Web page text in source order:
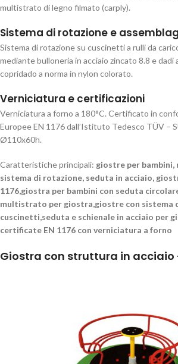
multistrato di legno filmato (carply).
Sistema di rotazione e
Sistema di rotazione su cuscinetti a rulli da
mediante bulloneria in acciaio zincato 8.8 e
copridado a norma in nylon colorato.
Verniciatura e certificazioni
Verniciatura a forno a 180°C. Certificato in
Europee EN 1176 dall’Istituto Tedesco TÜV –
Ø110x60h.
Caratteristiche principali: giostre per bambini,
sistema di rotazione, seduta in acciaio,
1176,giostra per bambini con seduta
multistrato per giostra,giostre con sistema
cuscinetti,seduta e schienale in acciaio per
certificate EN 1176 con verniciatura a forno
Giostra con struttura in acciaio -